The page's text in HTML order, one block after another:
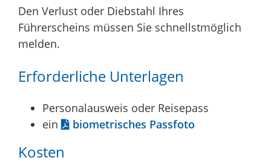
Den Verlust oder Diebstahl Ihres
Führerscheins müssen Sie schnellstmöglich
melden.
Erforderliche Unterlagen
Personalausweis oder Reisepass
ein
biometrisches Passfoto
Kosten